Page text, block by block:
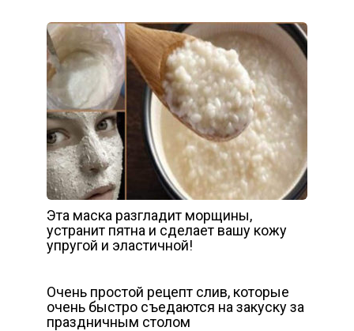
Эта маска разгладит морщины,
устранит пятна и сделает вашу кожу
упругой и эластичной!
Очень простой рецепт слив, которые
очень быстро съедаются на закуску за
праздничным столом